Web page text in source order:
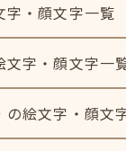
字・顔文字一覧
文字・顔文字一
の絵文字・顔文